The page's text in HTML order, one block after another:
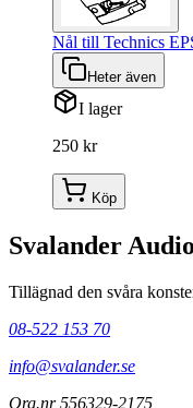
Nål till Technics
Heter även
I lager
250 kr
Köp
Svalander
Tillägnad den svåra
08-522 153 70
info@svalander.se
Org.nr 556329-2175